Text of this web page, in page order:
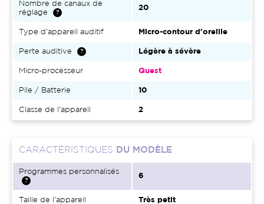
Nombre de canaux de
réglage
20
Type d'appareil auditif Micro-contour d'oreille
Perte auditive Légère à sévère
Micro-processeur Quest
Pile / Batterie 10
Classe de l'appareil 2
CARACTÉRISTIQUES DU MODÈLE
Programmes personnalisés
6
Taille de l'appareil Très petit